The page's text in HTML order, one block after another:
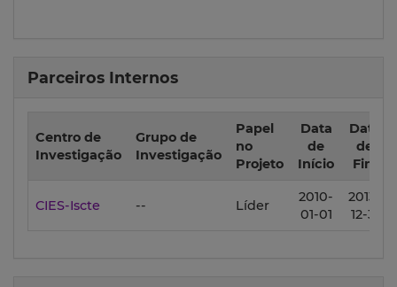
Parceiros Internos
Centro de
Investigação
Grupo de
Investigação
Papel
no
Projeto
Data
de
Início
Data
de
Fim
CIES-Iscte -- Líder
2010-
01-01
2013-
12-31